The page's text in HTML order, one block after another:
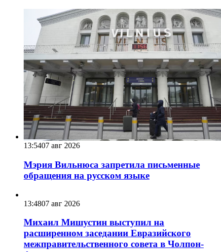
13:5407 авг 2026
Мэрия Вильнюса запретила письменные
обращения на русском языке
13:4807 авг 2026
Михаил Мишустин выступил на
расширенном заседании Евразийского
межправительственного совета в Чолпон-